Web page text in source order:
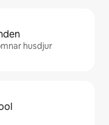
husdjur